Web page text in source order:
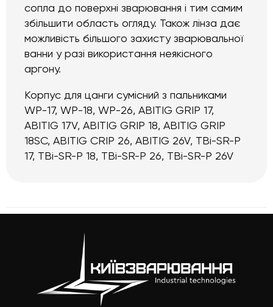
сопла до поверхні зварювання і тим самим
збільшити область огляду. Також лінза дає
можливість більшого захисту зварювальної
ванни у разі використання неякісного
аргону.
Корпус для цанги сумісний з пальниками
WP-17, WP-18, WP-26, ABITIG GRIP 17,
ABITIG 17V, ABITIG GRIP 18, ABITIG GRIP
18SC, ABITIG CRIP 26, ABITIG 26V, TBi-SR-P
17, TBi-SR-P 18, TBi-SR-P 26, TBi-SR-P 26V